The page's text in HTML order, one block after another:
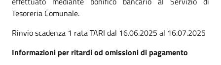
Tesoreria Comunale.
Rinvio scadenza 1 rata TARI dal 16.06.2025 al 16.07.2025
Informazioni per ritardi od omissioni di pagamento